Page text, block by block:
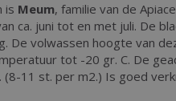
is Meum, familie van de
ca. juni tot en met juli. De
De volwassen hoogte van
tot -20 gr. C. De
(8-11 st. per m2.) Is goed